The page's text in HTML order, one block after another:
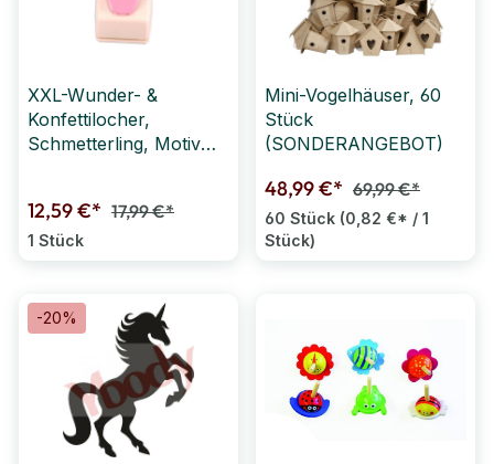
XXL-Wunder- &
Konfettilocher,
Schmetterling, Motiv
12,59 €* 17,99 €*
1 Stück
Mini-Vogelhäuser, 60
Stück
(SONDERANGEBOT)
48,99 €* 69,99 €*
60 Stück (0,82 €* / 1
Stück)
-20%